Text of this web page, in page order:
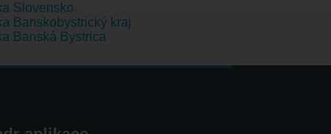
Slovensko
Banskobystrický kraj
Banská Bystrica